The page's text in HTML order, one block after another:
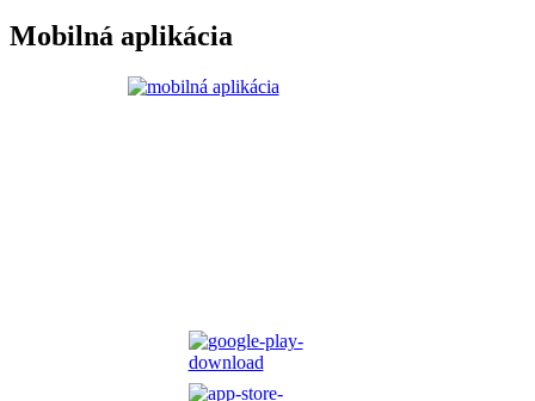
Mobilná aplikácia